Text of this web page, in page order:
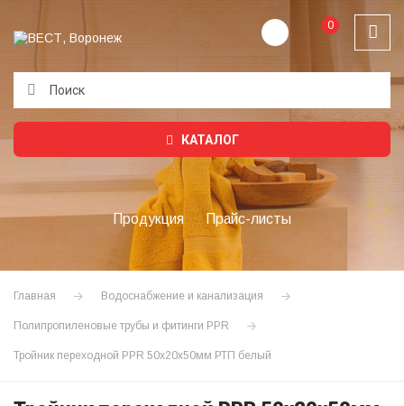
0
КАТАЛОГ
Продукция Прайс-листы
Главная Водоснабжение и канализация
Полипропиленовые трубы и фитинги PPR
Тройник переходной PPR 50х20х50мм РТП белый